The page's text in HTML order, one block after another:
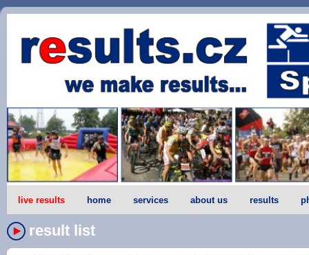
live results home services about us results
result list